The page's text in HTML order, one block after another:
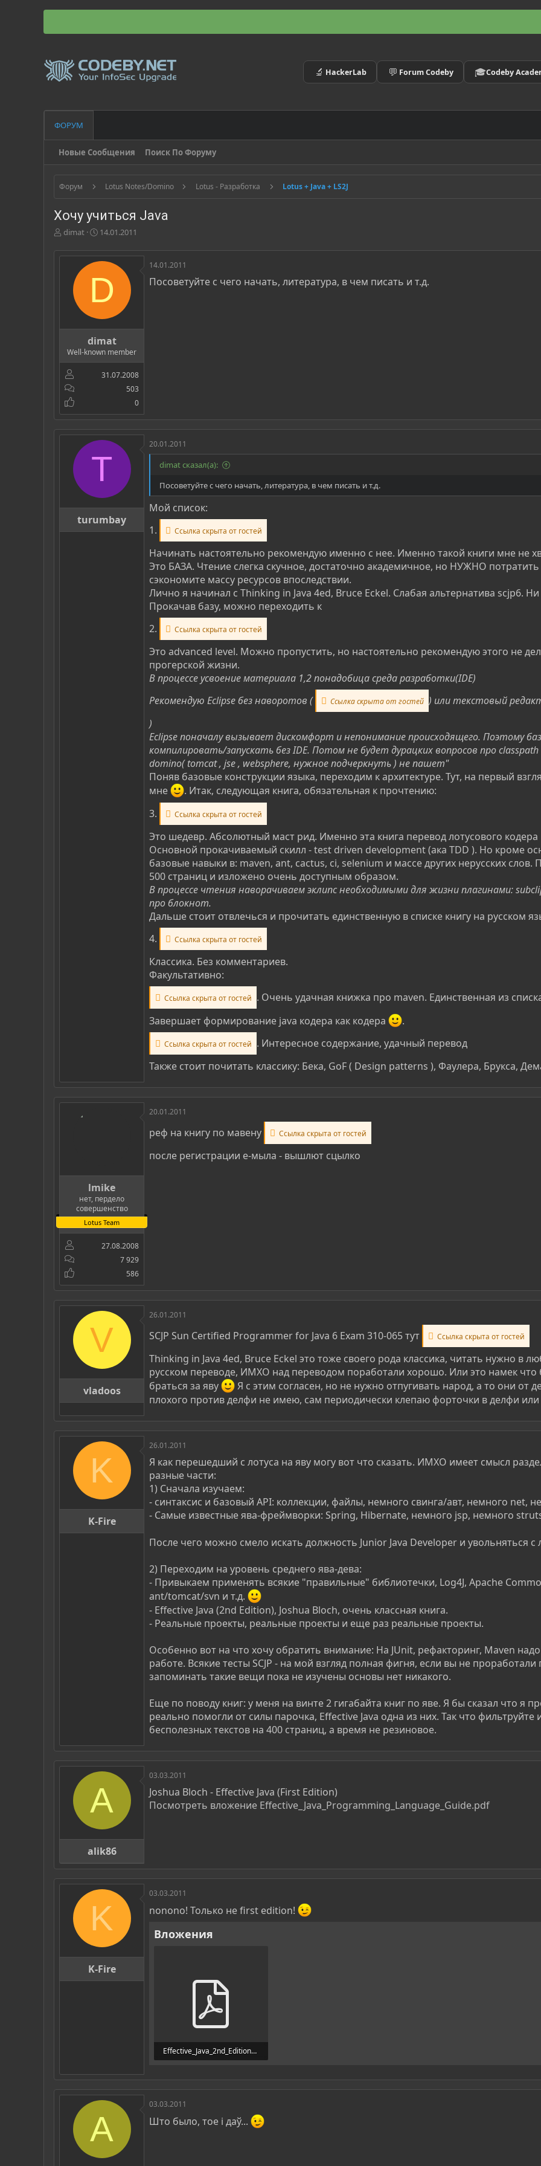
🔬 HackerLab 💬 Forum Codeby 🎓Codeby
ФОРУМ
Новые Сообщения Поиск По Форуму
Форум Lotus Notes/Domino Lotus - Разработка Lotus + Java + LS2J
Хочу учиться Java
А
т
dimat
Д
т
а
ч
л
а
14.01.2011
D
dimat
Well-known member
31.07.2008
503
0
14.01.2011
Посоветуйте с чего начать, литература, в чем писать и т.д.
T
turumbay
20.01.2011
dimat сказал(а):
Посоветуйте с чего начать, литература, в чем писать и т.д.
Мой список:
1.
Ссылка скрыта от гостей
Начинать настоятельно рекомендую именно с нее. Именно такой книги мне не
Это БАЗА. Чтение слегка скучное, достаточно академичное, но НУЖНО
сэкономите массу ресурсов впоследствии.
Лично я начинал с Thinking in Java 4ed, Bruce Eckel. Слабая альтернатива scjp6.
Прокачав базу, можно переходить к
2.
Ссылка скрыта от гостей
Это advanced level. Можно пропустить, но настоятельно рекомендую этого не
прогерской жизни.
В процессе усвоение материала 1,2 понадобица среда разработки(IDE)
Рекомендую Eclipse без наворотов (
Ссылка скрыта от гостей ) или текстовый
)
Eclipse поначалу вызывает дискомфорт и непонимание происходящего. Поэтому
компилировать/запускать без IDE. Потом не будет дурацких вопросов про
domino( tomcat , jse , websphere, нужное подчеркнуть ) не пашет"
Поняв базовые конструкции языка, переходим к архитектуре. Тут, на первый
мне
. Итак, следующая книга, обязательная к прочтению:
3.
Ссылка скрыта от гостей
Это шедевр. Абсолютный маст рид. Именно эта книга перевод лотусового
Основной прокачиваемый скилл - test driven development (ака TDD ). Но кроме
базовые навыки в: maven, ant, cactus, ci, selenium и массе других нерусских
500 страниц и изложено очень доступным образом.
В процессе чтения наворачиваем эклипс необходимыми для жизни плагинами:
про блокнот.
Дальше стоит отвлечься и прочитать единственную в списке книгу на русском
4.
Ссылка скрыта от гостей
Классика. Без комментариев.
Факультативно:
Ссылка скрыта от гостей . Очень удачная книжка про maven. Единственная из
Завершает формирование java кодера как кодера
.
Ссылка скрыта от гостей . Интересное содержание, удачный перевод
Также стоит почитать классику: Бека, GoF ( Design patterns ), Фаулера, Брукса,
lmike
нет, пердело
совершенство
Lotus Team
27.08.2008
7 929
586
20.01.2011
реф на книгу по мавену Ссылка скрыта от гостей
после регистрации е-мыла - вышлют сцылко
V
vladoos
26.01.2011
SCJP Sun Certified Programmer for Java 6 Exam 310-065 тут Ссылка скрыта от гостей
Thinking in Java 4ed, Bruce Eckel это тоже своего рода классика, читать нужно в
русском переводе, ИМХО над переводом поработали хорошо. Или это намек что
браться за яву
Я с этим согласен, но не нужно отпугивать народ, а то они от
плохого против делфи не имею, сам периодически клепаю форточки в делфи
K
K-Fire
26.01.2011
Я как перешедший с лотуса на яву могу вот что сказать. ИМХО имеет смысл
разные части:
1) Сначала изучаем:
- синтаксис и базовый API: коллекции, файлы, немного свинга/авт, немного net,
- Самые известные ява-фреймворки: Spring, Hibernate, немного jsp, немного
После чего можно смело искать должность Junior Java Developer и увольняться с
2) Переходим на уровень среднего ява-дева:
- Привыкаем применять всякие "правильные" библиотечки, Log4J, Apache
ant/tomcat/svn и т.д.
- Effective Java (2nd Edition), Joshua Bloch, очень классная книга.
- Реальные проекты, реальные проекты и еще раз реальные проекты.
Особенно вот на что хочу обратить внимание: На JUnit, рефакторинг, Maven
работе. Всякие тесты SCJP - на мой взгляд полная фигня, если вы не
запоминать такие вещи пока не изучены основы нет никакого.
Еще по поводу книг: у меня на винте 2 гигабайта книг по яве. Я бы сказал что я
реально помогли от силы парочка, Effective Java одна из них. Так что
бесполезных текстов на 400 страниц, а время не резиновое.
A
alik86
03.03.2011
Joshua Bloch - Effective Java (First Edition)
Посмотреть вложение Effective_Java_Programming_Language_Guide.pdf
K
K-Fire
03.03.2011
nonono! Только не first edition!
Вложения
Effective_Java_2nd_Edition__May_2008_.pdf
A
03.03.2011
Што было, тое i даў...